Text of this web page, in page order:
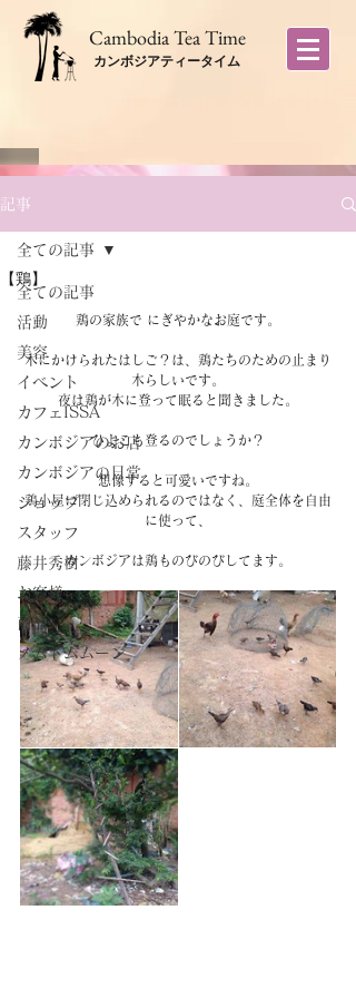
​Cambodia Tea Time
カンボジアティータイム
記事
全ての記事
活動
美容
イベント
カフェISSA
カンボジアのお店
カンボジアの日常
ショップ
スタッフ
藤井秀樹
お客様
商品
ノムトムムーン
全ての記事
【鶏】
鶏の家族で にぎやかなお庭です。
木にかけられたはしご？は、鶏たちのための止まり
木らしいです。
夜は鶏が木に登って眠ると聞きました。
ひよこも登るのでしょうか？
想像すると可愛いですね。
鶏小屋に閉じ込められるのではなく、庭全体を自由
に使って、
カンボジアは鶏ものびのびしてます。